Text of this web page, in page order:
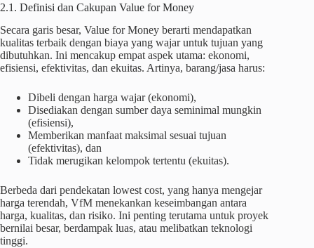
2.1. Definisi dan Cakupan Value for Money
Secara garis besar, Value for Money berarti mendapatkan
kualitas terbaik dengan biaya yang wajar untuk tujuan yang
dibutuhkan. Ini mencakup empat aspek utama: ekonomi,
efisiensi, efektivitas, dan ekuitas. Artinya, barang/jasa harus:
Dibeli dengan harga wajar (ekonomi),
Disediakan dengan sumber daya seminimal mungkin
(efisiensi),
Memberikan manfaat maksimal sesuai tujuan
(efektivitas), dan
Tidak merugikan kelompok tertentu (ekuitas).
Berbeda dari pendekatan lowest cost, yang hanya mengejar
harga terendah, VfM menekankan keseimbangan antara
harga, kualitas, dan risiko. Ini penting terutama untuk proyek
bernilai besar, berdampak luas, atau melibatkan teknologi
tinggi.